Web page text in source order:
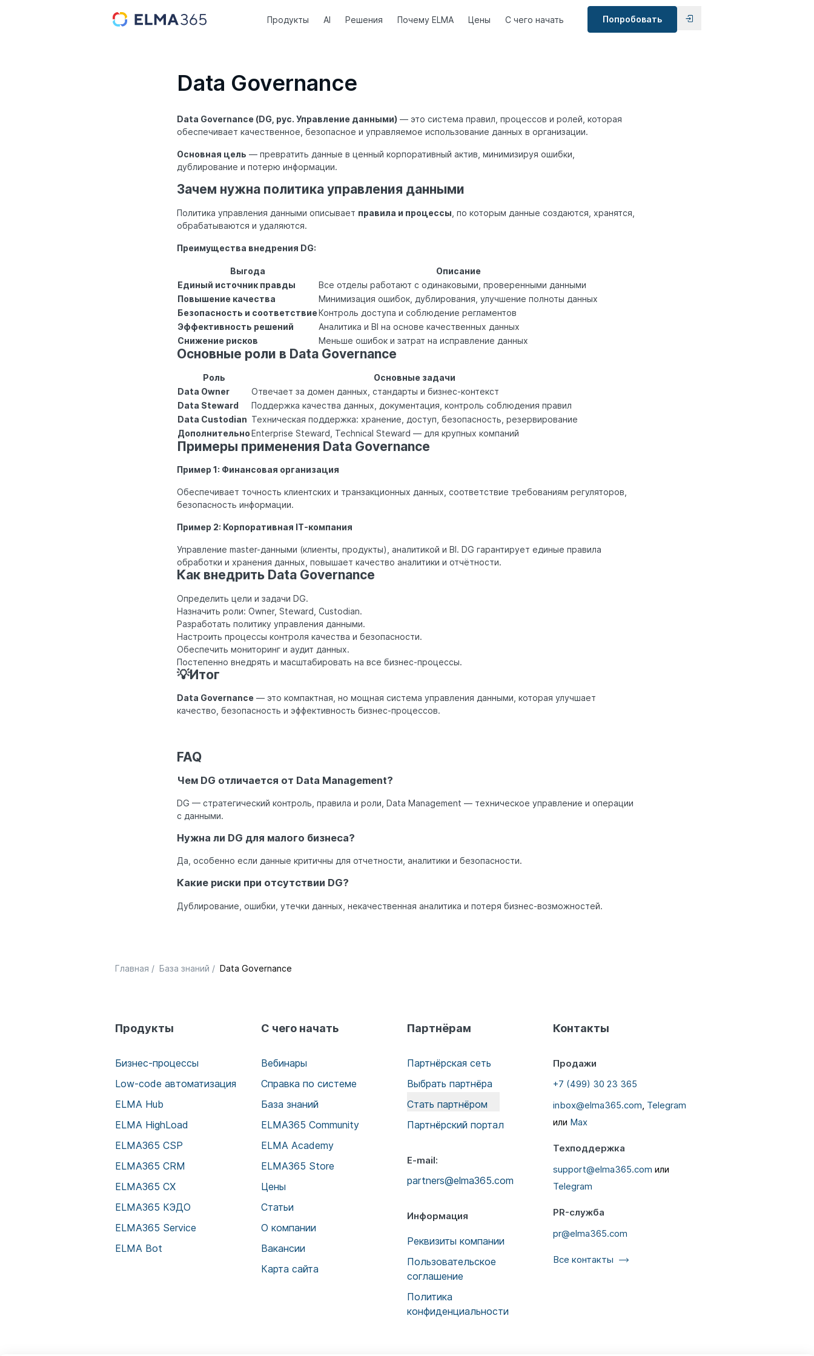
Продукты AI Решения Почему ELMA Цены С чего начать Попробовать
Data Governance
Data Governance (DG, рус. Управление данными) — это система правил, процессов и ролей, которая
обеспечивает качественное, безопасное и управляемое использование данных в организации.
Основная цель — превратить данные в ценный корпоративный актив, минимизируя ошибки,
дублирование и потерю информации.
Зачем нужна политика управления данными
Политика управления данными описывает правила и процессы , по которым данные создаются, хранятся,
обрабатываются и удаляются.
Преимущества внедрения DG:
Выгода
Описание
Единый источник правды
Все отделы работают с одинаковыми, проверенными данными
Повышение качества
Минимизация ошибок, дублирования, улучшение полноты данных
Безопасность и соответствиеКонтроль доступа и соблюдение регламентов
Эффективность решений
Аналитика и BI на основе качественных данных
Снижение рисков
Меньше ошибок и затрат на исправление данных
Основные роли в Data Governance
Роль
Основные задачи
Data Owner
Отвечает за домен данных, стандарты и бизнес-контекст
Data Steward
Поддержка качества данных, документация, контроль соблюдения правил
Data Custodian Техническая поддержка: хранение, доступ, безопасность, резервирование
ДополнительноEnterprise Steward, Technical Steward — для крупных компаний
Примеры применения Data Governance
Пример 1: Финансовая организация
Обеспечивает точность клиентских и транзакционных данных, соответствие требованиям регуляторов,
безопасность информации.
Пример 2: Корпоративная IT-компания
Управление master-данными (клиенты, продукты), аналитикой и BI. DG гарантирует единые правила
обработки и хранения данных, повышает качество аналитики и отчётности.
Как внедрить Data Governance
Определить цели и задачи DG.
Назначить роли: Owner, Steward, Custodian.
Разработать политику управления данными.
Настроить процессы контроля качества и безопасности.
Обеспечить мониторинг и аудит данных.
Постепенно внедрять и масштабировать на все бизнес-процессы.
💡Итог
Data Governance — это компактная, но мощная система управления данными, которая улучшает
качество, безопасность и эффективность бизнес-процессов.
FAQ
Чем DG отличается от Data Management?
DG — стратегический контроль, правила и роли, Data Management — техническое управление и операции
с данными.
Нужна ли DG для малого бизнеса?
Да, особенно если данные критичны для отчетности, аналитики и безопасности.
Какие риски при отсутствии DG?
Дублирование, ошибки, утечки данных, некачественная аналитика и потеря бизнес-возможностей.
Главная / База знаний / Data Governance
Продукты
Бизнес-процессы
Low-code автоматизация
ELMA Hub
ELMA HighLoad
ELMA365 CSP
ELMA365 CRM
ELMA365 CX
ELMA365 КЭДО
ELMA365 Service
ELMA Bot
С чего начать
Вебинары
Справка по системе
База знаний
ELMA365 Community
ELMA Academy
ELMA365 Store
Цены
Статьи
О компании
Вакансии
Карта сайта
Партнёрам
Партнёрская сеть
Выбрать партнёра
Стать партнёром
Партнёрский портал
E-mail:
partners@elma365.com
Информация
Реквизиты компании
Пользовательское
соглашение
Политика
конфиденциальности
Контакты
Продажи
+7 (499) 30 23 365
inbox@elma365.com Telegram
или Max
Техподдержка
support@elma365.com или
Telegram
PR-служба
pr@elma365.com
Все контакты